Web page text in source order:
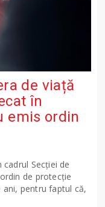
de viață
în
emis ordin
Secției de
de protecție
pentru faptul că,